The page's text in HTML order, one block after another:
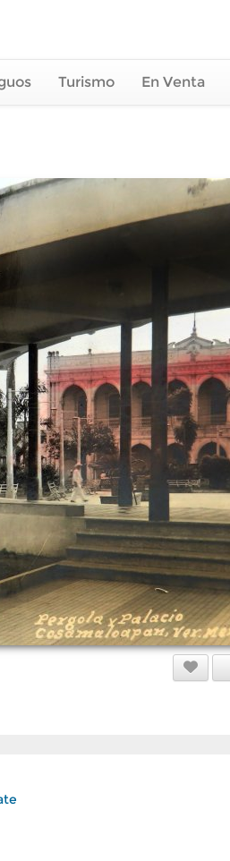
Turismo En Venta